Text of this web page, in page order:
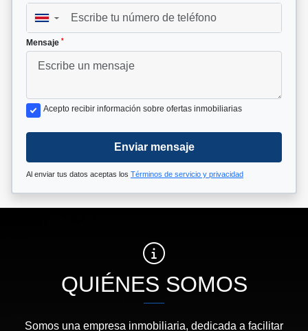
▼
Mensaje *
Acepto recibir información sobre ofertas inmobiliarias
Enviar mensaje
Al enviar tus datos aceptas los Términos de servicio y privacidad
QUIÉNES SOMOS
Somos una empresa inmobiliaria, dedicada a facilitar